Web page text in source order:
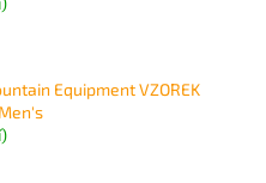
Equipment VZOREK